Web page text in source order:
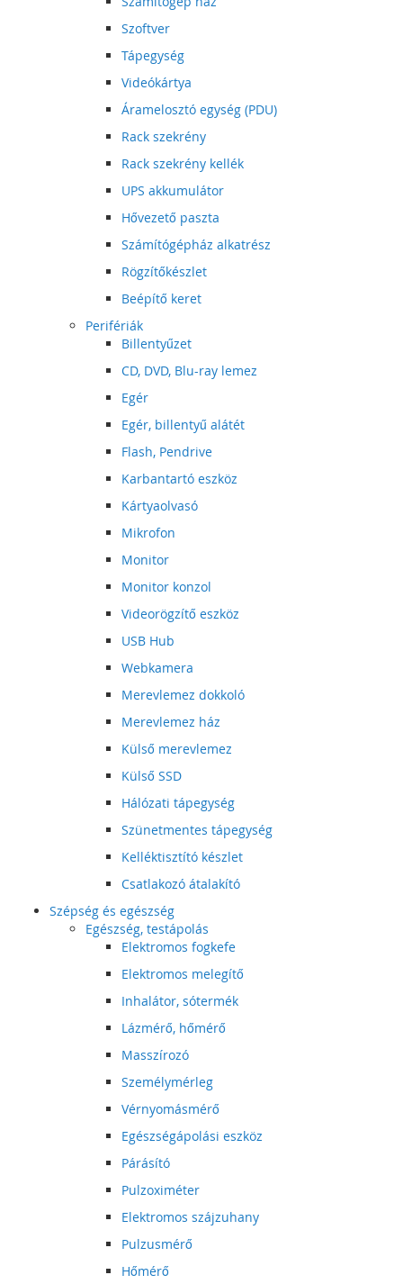
Szoftver
Tápegység
Videókártya
Áramelosztó egység (PDU)
Rack szekrény
Rack szekrény kellék
UPS akkumulátor
Hővezető paszta
Számítógépház alkatrész
Rögzítőkészlet
Beépítő keret
Perifériák
Billentyűzet
CD, DVD, Blu-ray lemez
Egér
Egér, billentyű alátét
Flash, Pendrive
Karbantartó eszköz
Kártyaolvasó
Mikrofon
Monitor
Monitor konzol
Videorögzítő eszköz
USB Hub
Webkamera
Merevlemez dokkoló
Merevlemez ház
Külső merevlemez
Külső SSD
Hálózati tápegység
Szünetmentes tápegység
Kelléktisztító készlet
Csatlakozó átalakító
Szépség és egészség
Egészség, testápolás
Elektromos fogkefe
Elektromos melegítő
Inhalátor, sótermék
Lázmérő, hőmérő
Masszírozó
Személymérleg
Vérnyomásmérő
Egészségápolási eszköz
Párásító
Pulzoximéter
Elektromos szájzuhany
Pulzusmérő
Hőmérő